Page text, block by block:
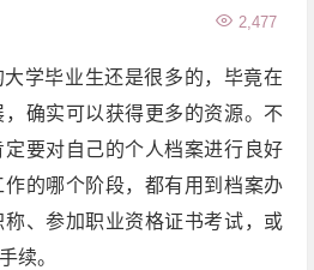
2,477
学毕业生还是很多的，毕竟在
确实可以获得更多的资源。不
要对自己的个人档案进行良好
的哪个阶段，都有用到档案办
、参加职业资格证书考试，或
续。